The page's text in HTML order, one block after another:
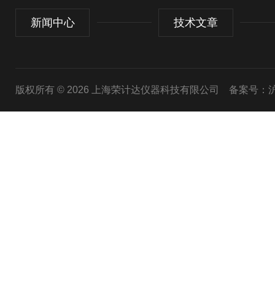
新闻中心 技术文章
版权所有 © 2026 上海荣计达仪器科技有限公司 备案号：